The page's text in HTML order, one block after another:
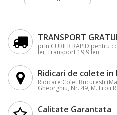
TRANSPORT
prin CURIER RAPID pentru
lei, Transport 19,9 lei)
Ridicari de colete
Ridicare Colet Bucuresti
Gheorghiu, Nr. 49, M. Eroii
Calitate Garantata